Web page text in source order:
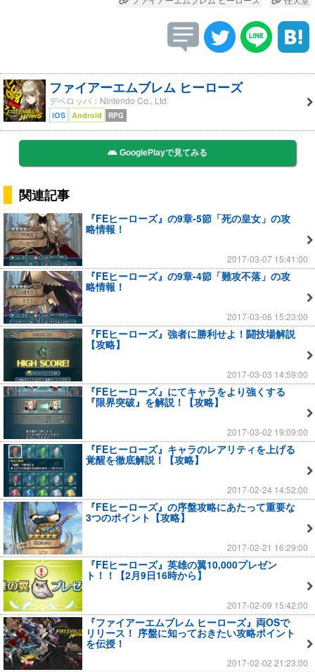
ファイアーエムブレム ヒーローズ
デベロッパ：Nintendo Co., Ltd.
iOS Android RPG
GooglePlayで見てみる
関連記事
『FEヒーローズ』の9章-5節「死の皇女」の攻
略情報！
2017-03-07 15:41:00
『FEヒーローズ』の9章-4節「難攻不落」の攻
略情報！
2017-03-06 15:23:00
『FEヒーローズ』強者に勝利せよ！闘技場解説
【攻略】
2017-03-03 14:59:00
『FEヒーローズ』にてキャラをより強くする
『限界突破』を解説！【攻略】
2017-03-02 19:09:00
『FEヒーローズ』キャラのレアリティを上げる
覚醒を徹底解説！【攻略】
2017-02-24 14:52:00
『FEヒーローズ』の序盤攻略にあたって重要な
3つのポイント【攻略】
2017-02-21 16:29:00
『FEヒーローズ』英雄の翼10,000プレゼン
ト！！【2月9日16時から】
2017-02-09 15:42:00
『ファイアーエムブレム ヒーローズ』両OSで
リリース！ 序盤に知っておきたい攻略ポイント
を伝授！
2017-02-02 21:23:00